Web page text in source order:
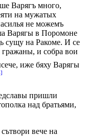
Варягъ много,
на мужатых
не можемъ
Варягы в Поромоне
сущу на Ракоме. И се
гражаны, и собра вои
иже бяху Варягы
пришли
над братьями,
вече на